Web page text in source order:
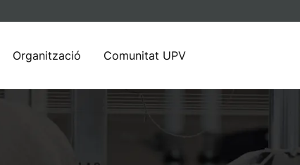
Organització Comunitat UPV